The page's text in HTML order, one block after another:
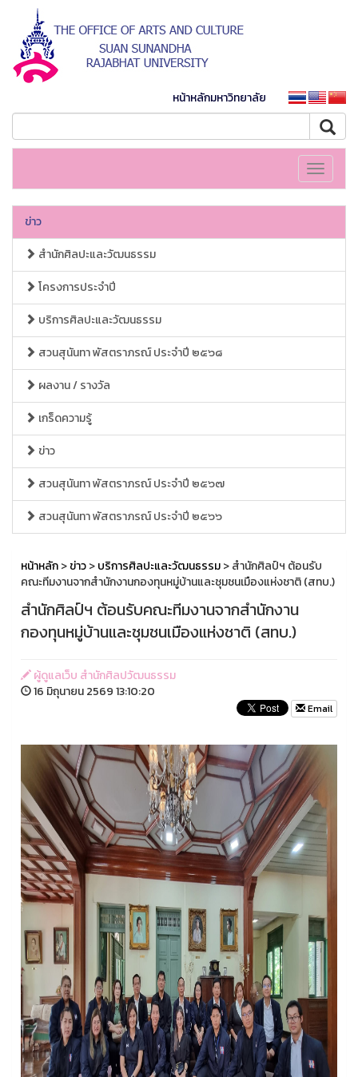
หน้าหลักมหาวิทยาลัย
Toggle
ข่าว
สำนักศิลปะและวัฒนธรรม
โครงการประจำปี
บริการศิลปะและวัฒนธรรม
สวนสุนันทา พัสตราภรณ์ ประจำปี ๒๕๖๘
ผลงาน / รางวัล
เกร็ดความรู้
ข่าว
สวนสุนันทา พัสตราภรณ์ ประจำปี ๒๕๖๗
สวนสุนันทา พัสตราภรณ์ ประจำปี ๒๕๖๖
หน้าหลัก>ข่าว>บริการศิลปะและวัฒนธรรม> สำนักศิลป์ฯ ต้อนรับ
คณะทีมงานจากสำนักงานกองทุนหมู่บ้านและชุมชนเมืองแห่งชาติ (สทบ.)
สำนักศิลป์ฯ ต้อนรับคณะทีมงานจากสำนักงาน
กองทุนหมู่บ้านและชุมชนเมืองแห่งชาติ (สทบ.)
ผู้ดูแลเว็บ สำนักศิลปวัฒนธรรม
16 มิถุนายน 2569 13:10:20
Email